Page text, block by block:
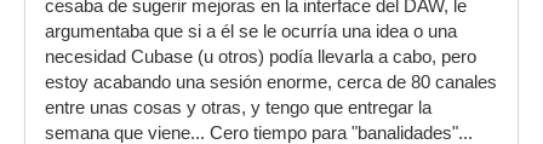
cesaba de sugerir mejoras en la interface del DAW, le
argumentaba que si a él se le ocurría una idea o una
necesidad Cubase (u otros) podía llevarla a cabo, pero
estoy acabando una sesión enorme, cerca de 80 canales
entre unas cosas y otras, y tengo que entregar la
semana que viene... Cero tiempo para "banalidades"...